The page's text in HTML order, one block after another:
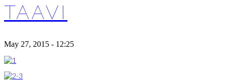
TAAVI
May 27, 2015 - 12:25